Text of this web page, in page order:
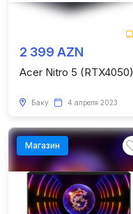
2 399 AZN
Acer Nitro 5 (RTX4050)
Баку 4 апреля 2023
Магазин